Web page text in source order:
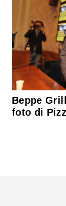
Beppe
foto di